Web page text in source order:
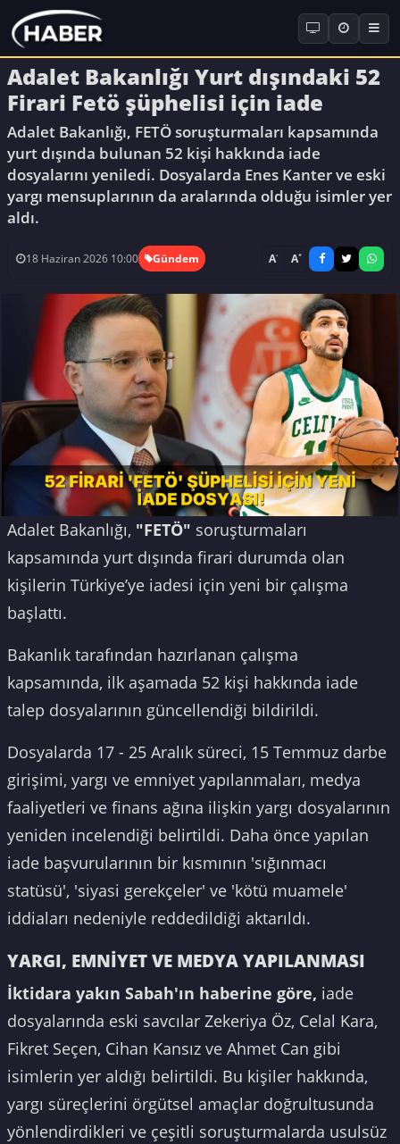
Adalet Bakanlığı Yurt dışındaki 52
Firari Fetö şüphelisi için iade
Adalet Bakanlığı, FETÖ soruşturmaları kapsamında
yurt dışında bulunan 52 kişi hakkında iade
dosyalarını yeniledi. Dosyalarda Enes Kanter ve eski
yargı mensuplarının da aralarında olduğu isimler yer
aldı.
18 Haziran 2026 10:00 Gündem A- A+
Adalet Bakanlığı, "FETÖ" soruşturmaları
kapsamında yurt dışında firari durumda olan
kişilerin Türkiye’ye iadesi için yeni bir çalışma
başlattı.
Bakanlık tarafından hazırlanan çalışma
kapsamında, ilk aşamada 52 kişi hakkında iade
talep dosyalarının güncellendiği bildirildi.
Dosyalarda 17 - 25 Aralık süreci, 15 Temmuz darbe
girişimi, yargı ve emniyet yapılanmaları, medya
faaliyetleri ve finans ağına ilişkin yargı dosyalarının
yeniden incelendiği belirtildi. Daha önce yapılan
iade başvurularının bir kısmının 'sığınmacı
statüsü', 'siyasi gerekçeler' ve 'kötü muamele'
iddiaları nedeniyle reddedildiği aktarıldı.
YARGI, EMNİYET VE MEDYA YAPILANMASI
İktidara yakın Sabah'ın haberine göre, iade
dosyalarında eski savcılar Zekeriya Öz, Celal Kara,
Fikret Seçen, Cihan Kansız ve Ahmet Can gibi
isimlerin yer aldığı belirtildi. Bu kişiler hakkında,
yargı süreçlerini örgütsel amaçlar doğrultusunda
yönlendirdikleri ve çeşitli soruşturmalarda usulsüz